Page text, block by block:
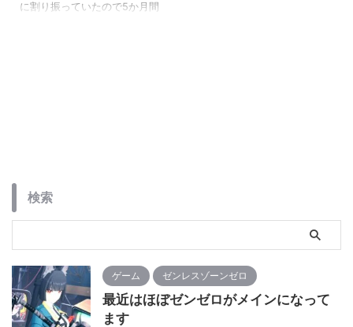
に割り振っていたので5か月間
はないんだけど、2週間くらい
で飽きてしまったかな
ぁ・・・ アプデでバグ的なの
なりました。 原神も同様でア
プデで色々な場所が増えてい
くのはいいんだけど ...
検索
ゲーム ゼンレスゾーンゼロ
最近はほぼゼンゼロがメインになって
ます